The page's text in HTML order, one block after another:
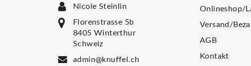
Nicole Steinlin
Florenstrasse 5b
8405 Winterthur
Schweiz
admin@knuffel.ch
Onlineshop/
Versand/
AGB
Kontakt